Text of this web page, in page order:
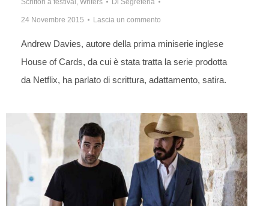
24 Novembre 2015 Lascia un commento
Andrew Davies, autore della prima miniserie inglese
House of Cards, da cui è stata tratta la serie prodotta
da Netflix, ha parlato di scrittura, adattamento, satira.